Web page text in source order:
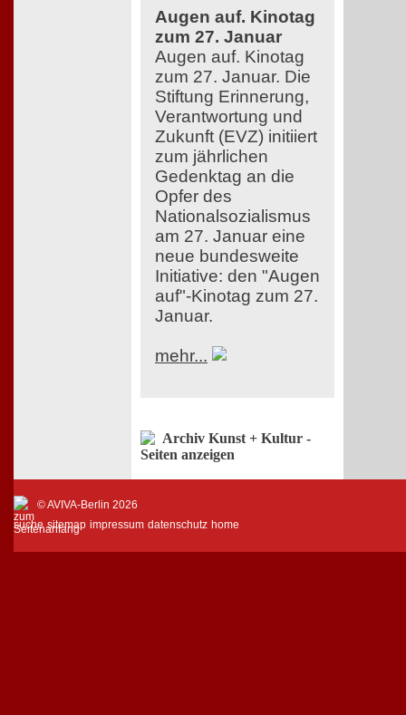
Augen auf. Kinotag
zum 27. Januar
Augen auf. Kinotag
zum 27. Januar. Die
Stiftung Erinnerung,
Verantwortung und
Zukunft (EVZ) initiiert
zum jährlichen
Gedenktag an die
Opfer des
Nationalsozialismus
am 27. Januar eine
neue bundesweite
Initiative: den "Augen
auf"-Kinotag zum 27.
Januar.
mehr...
Archiv Kunst + Kultur -
Seiten anzeigen
© AVIVA-Berlin 2026
suche sitemap impressum datenschutz home